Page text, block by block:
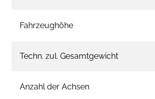
Fahrzeughöhe
Techn. zul. Gesamtgewicht
Anzahl der Achsen